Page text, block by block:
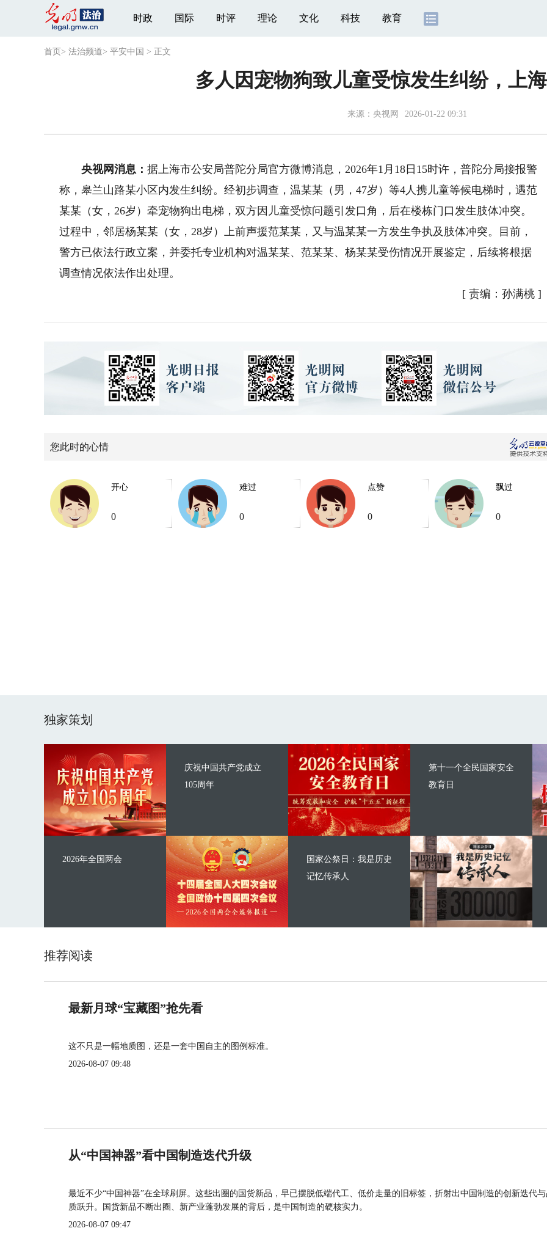
时政 国际 时评 理论 文化 科技 教育
首页 > 法治频道> 平安中国 > 正文
多人因宠物狗致儿童受惊发生纠纷，上
来源： 央视网 2026-01-22 09:31
央视网消息：据上海市公安局普陀分局官方微博消息，2026年1月18日15时许，普陀分局接报警
称，皋兰山路某小区内发生纠纷。经初步调查，温某某（男，47岁）等4人携儿童等候电梯时，遇范
某某（女，26岁）牵宠物狗出电梯，双方因儿童受惊问题引发口角，后在楼栋门口发生肢体冲突。
过程中，邻居杨某某（女，28岁）上前声援范某某，又与温某某一方发生争执及肢体冲突。目前，
警方已依法行政立案，并委托专业机构对温某某、范某某、杨某某受伤情况开展鉴定，后续将根据
调查情况依法作出处理。
[ 责编：孙满桃 ]
您此时的心情
开心
0
难过
0
点赞
0
飘过
0
独家策划
庆祝中国共产党成立
105周年
2026年全国两会
第十一个全民国家安全
教育日
国家公祭日：我是历史
记忆传承人
推荐阅读
最新月球“宝藏图”抢先看
这不只是一幅地质图，还是一套中国自主的图例标准。
2026-08-07 09:48
从“中国神器”看中国制造迭代升级
最近不少“中国神器”在全球刷屏。这些出圈的国货新品，早已摆脱低端代工、低价走量的旧标签，折射出中国制造的创新迭代
质跃升。国货新品不断出圈、新产业蓬勃发展的背后，是中国制造的硬核实力。
2026-08-07 09:47